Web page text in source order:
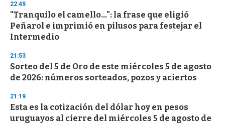
d
s
o
f
3
s
e
c
o
d
s
22:49
"Tranquilo el camello...": la frase que eligió
Peñarol e imprimió en pilusos para festejar el
Intermedio
21:53
Sorteo del 5 de Oro de este miércoles 5 de agosto
de 2026: números sorteados, pozos y aciertos
21:19
Esta es la cotización del dólar hoy en pesos
uruguayos al cierre del miércoles 5 de agosto de